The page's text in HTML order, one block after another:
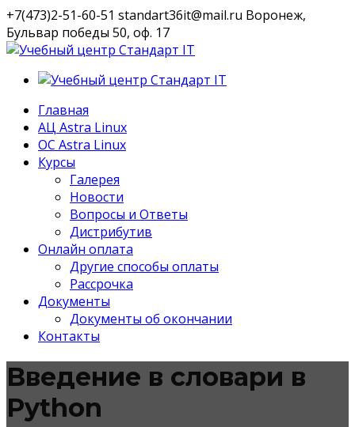
+7(473)2-51-60-51 standart36it@mail.ru Воронеж,
Бульвар победы 50, оф. 17
VK
Главная
АЦ Astra Linux
OC Astra Linux
Курсы
Галерея
Новости
Вопросы и Ответы
Дистрибутив
Онлайн оплата
Другие способы оплаты
Рассрочка
Документы
Документы об окончании
Контакты
Введение в словари в
Python